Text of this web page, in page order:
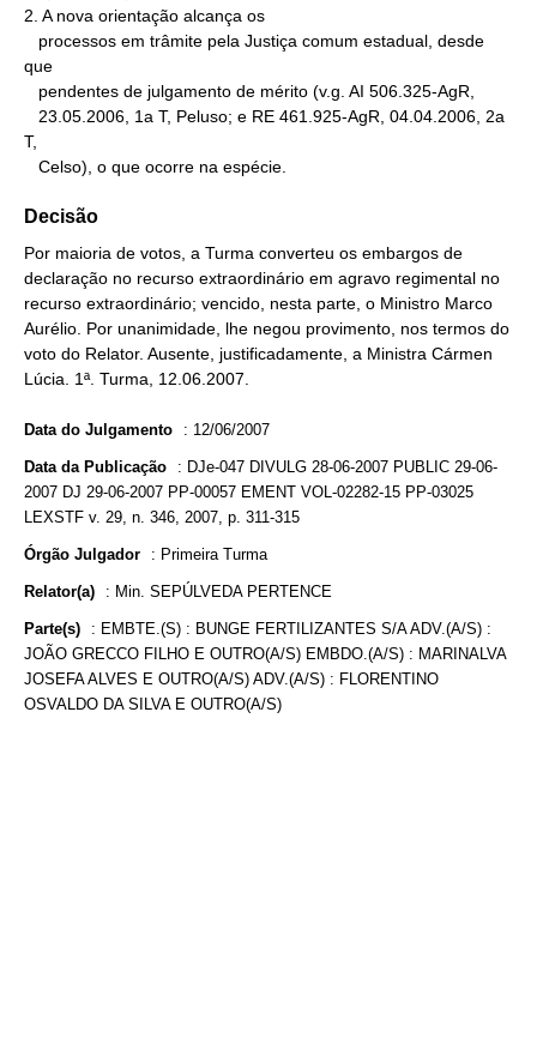
2. A nova orientação alcança os
que
T,
   Celso), o que ocorre na espécie.
Decisão
Por maioria de votos, a Turma converteu os embargos de
declaração no recurso extraordinário em agravo regimental no
recurso extraordinário; vencido, nesta parte, o Ministro Marco
Aurélio. Por unanimidade, lhe negou provimento, nos termos do
voto do Relator. Ausente, justificadamente, a Ministra Cármen
Lúcia. 1ª. Turma, 12.06.2007.
Data do Julgamento : 12/06/2007
Data da Publicação : DJe-047 DIVULG 28-06-2007 PUBLIC 29-06-
2007 DJ 29-06-2007 PP-00057 EMENT VOL-02282-15 PP-03025
LEXSTF v. 29, n. 346, 2007, p. 311-315
Órgão Julgador : Primeira Turma
Relator(a) : Min. SEPÚLVEDA PERTENCE
Parte(s) : EMBTE.(S) : BUNGE FERTILIZANTES S/A ADV.(A/S) :
JOÃO GRECCO FILHO E OUTRO(A/S) EMBDO.(A/S) : MARINALVA
JOSEFA ALVES E OUTRO(A/S) ADV.(A/S) : FLORENTINO
OSVALDO DA SILVA E OUTRO(A/S)